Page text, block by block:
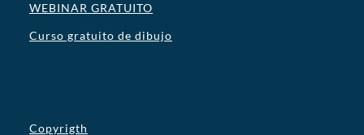
WEBINAR GRATUITO
Curso gratuito de dibujo
Copyrigth